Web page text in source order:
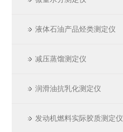
液体石油产品烃类测定仪
减压蒸馏测定仪
润滑油抗乳化测定仪
发动机燃料实际胶质测定仪